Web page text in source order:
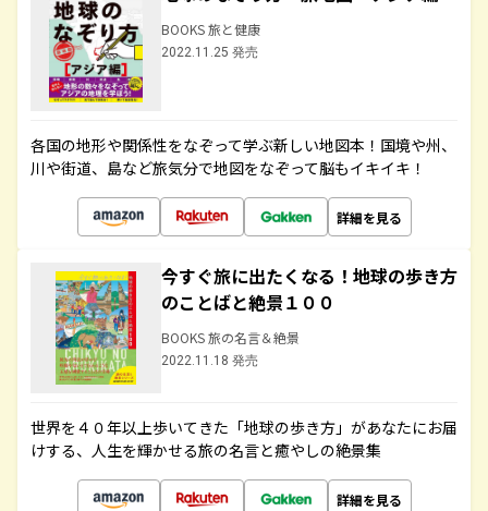
BOOKS 旅と健康
2022.11.25 発売
各国の地形や関係性をなぞって学ぶ新しい地図本！国境や州、
川や街道、島など旅気分で地図をなぞって脳もイキイキ！
詳細を見る
今すぐ旅に出たくなる！地球の歩き方
のことばと絶景１００
BOOKS 旅の名言＆絶景
2022.11.18 発売
世界を４０年以上歩いてきた「地球の歩き方」があなたにお届
けする、人生を輝かせる旅の名言と癒やしの絶景集
詳細を見る